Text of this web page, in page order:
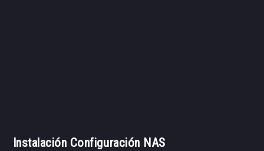
Instalación Configuración NAS